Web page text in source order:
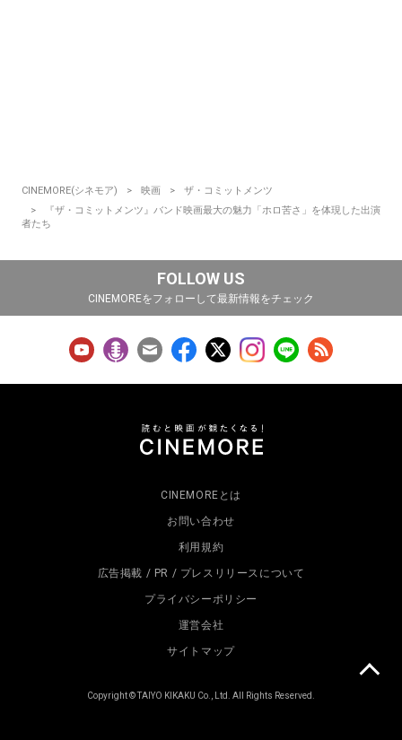
CINEMORE(シネモア) 映画
ザ・コミットメンツ
『ザ・コミットメンツ』バンド映画最大の魅力「ホロ苦さ」を体現した出演
者たち
FOLLOW US
CINEMOREをフォローして最新情報をチェック
CINEMOREとは
お問い合わせ
利用規約
広告掲載 / PR / プレスリリースについて
プライバシーポリシー
運営会社
サイトマップ
Copyright © TAIYO KIKAKU Co., Ltd. All Rights Reserved.